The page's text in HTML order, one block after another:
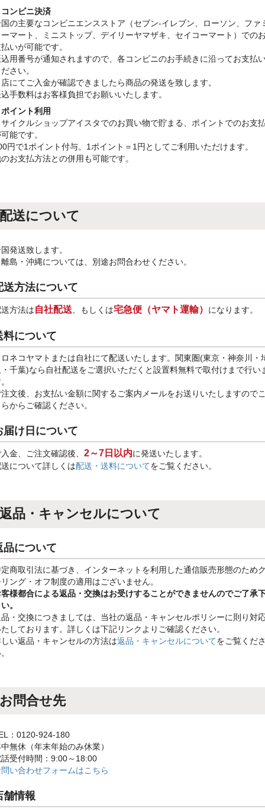
ンビニ決済
の主要なコンビニエンスストア（セブン-イレブン、ローソン、ファ
マート、ミニストップ、デイリーヤマザキ、セイコーマート）での
いが可能です。
用番号が通知されますので、各コンビニのお手続きに沿ってお支払
さい。
にてご入金が確認できましたら商品の発送を致します。
手数料はお客様負担でお願いいたします。
イント利用
イクルショップアイスタでのお買い物で貯まる、ポイントでのお支
能です。
円で1ポイント付与。1ポイント＝1円としてご利用いただけます。
お支払方法との併用も可能です。
配送について
発送致します。
島・沖縄については、別途お問合わせください。
送方法について
方法は自社配送、もしくは宅急便（ヤマト運輸） になります。
料について
ネコヤマトまたは自社にて配送いたします。関東圏(東京・神奈川・
千葉)なら自社配送をご選択いただくと設置料無料で取付けまで行い
文後、お支払い金額に関するご案内メールをお送りいたしますので
からご確認ください。
届け日について
金、ご注文確認後、 2～7日以内に発送いたします。
について詳しくは配送・送料についてをご覧ください。
返品・キャンセルについて
品について
商取引法に基づき、インターネットを利用した通信販売形態のため
ング・オフ制度の適用はございません。
様都合による返品・交換はお受けすることができませんのでご了承
。
・交換につきましては、当社の返品・キャンセルポリシーに則り対
しております。詳しくは下記リンクよりご確認ください。
い返品・キャンセルの方法は返品・キャンセルについてをご覧くだ
お問合せ先
：0120-924-180
無休（年末年始のみ休業）
受付時間：9:00～18:00
い合わせフォームはこちら
舗情報